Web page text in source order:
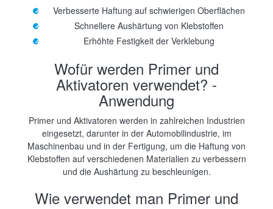
Verbesserte Haftung auf schwierigen Oberflächen
Schnellere Aushärtung von Klebstoffen
Erhöhte Festigkeit der Verklebung
Wofür werden Primer und
Aktivatoren verwendet? -
Anwendung
Primer und Aktivatoren werden in zahlreichen Industrien
eingesetzt, darunter in der Automobilindustrie, im
Maschinenbau und in der Fertigung, um die Haftung von
Klebstoffen auf verschiedenen Materialien zu verbessern
und die Aushärtung zu beschleunigen.
Wie verwendet man Primer und